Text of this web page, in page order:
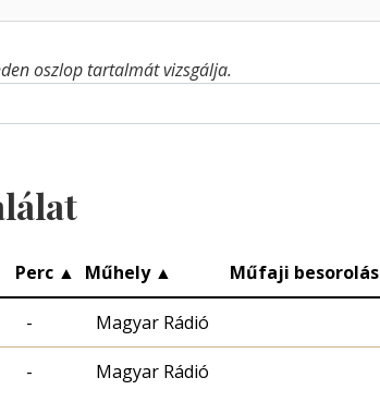
oszlop tartalmát vizsgálja.
Perc ▲ Műhely ▲ Műfaji besorolás
- Magyar Rádió
- Magyar Rádió